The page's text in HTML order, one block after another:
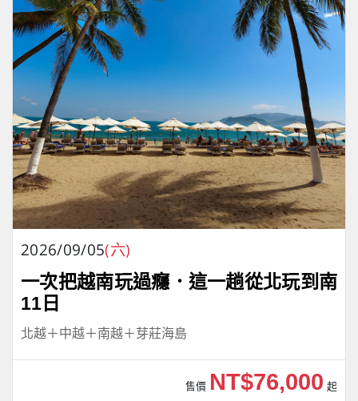
2026/09/05(六)
一次把越南玩過癮．這一趟從北玩到南
11日
北越＋中越＋南越＋芽莊海島
售價 NT$76,000 起